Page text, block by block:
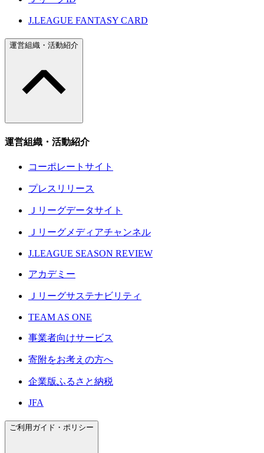
J.LEAGUE FANTASY CARD
運営組織・活動紹介
運営組織・活動紹介
コーポレートサイト
プレスリリース
Ｊリーグデータサイト
Ｊリーグメディアチャンネル
J.LEAGUE SEASON REVIEW
アカデミー
Ｊリーグサステナビリティ
TEAM AS ONE
事業者向けサービス
寄附をお考えの方へ
企業版ふるさと納税
JFA
ご利用ガイド・ポリシー